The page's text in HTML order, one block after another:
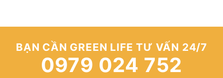
BẠN CẦN GREEN LIFE TƯ VẤN 24/7
0979 024 752